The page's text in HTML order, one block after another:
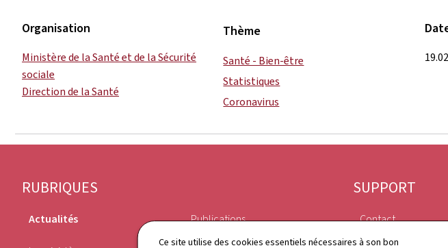
Ce site utilise des cookies essentiels nécessaires à son bon
Organisation
Ministère de la Santé et de la Sécurité
sociale
Direction de la Santé
Thème
Santé - Bien-être
Statistiques
Coronavirus
Pied
de
RUBRIQUES
Actualités Publications
SUPPORT
Contact